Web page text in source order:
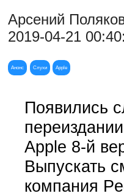
Арсений
2019-04-21
Анонс Слухи Apple
Появились
Apple 8-й
Выпускать
компания